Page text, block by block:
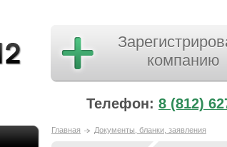
компанию
Телефон: 8 (812)
Главная Документы, бланки, заявления